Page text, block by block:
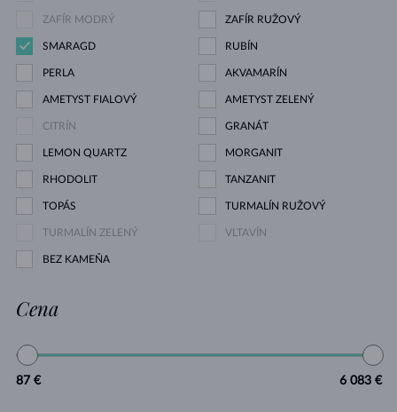
ZAFÍR MODRÝ ZAFÍR RUŽOVÝ
SMARAGD RUBÍN
PERLA AKVAMARÍN
AMETYST FIALOVÝ AMETYST ZELENÝ
CITRÍN GRANÁT
LEMON QUARTZ MORGANIT
RHODOLIT TANZANIT
TOPÁS TURMALÍN RUŽOVÝ
TURMALÍN ZELENÝ VLTAVÍN
BEZ KAMEŇA
Cena
87 € 6 083 €